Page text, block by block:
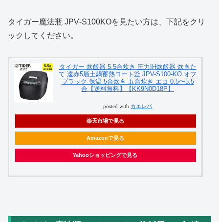
タイガー魔法瓶 JPV‑S100KOを見たい方は、下記をクリ
ックしてください。
タイガー 炊飯器 5.5合炊き 圧力IH炊飯器 炊きた
て 遠赤5層土鍋蓄熱コート釜 JPV-S100-KO オフ
ブラック 保温 5合炊き 五合炊き エコ 0.5〜5.5
合【送料無料】【KK9N0D18P】
posted with カエレバ
楽天市場で見る
Amazonで見る
Yahooショッピングで見る